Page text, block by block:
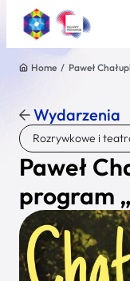
Znajdź
Nazwa atrakcji
Miasto
Kategoria
Home / Paweł
Wydarzenia
Rozrywkowe i
Paweł
program